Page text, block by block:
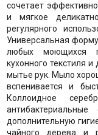
сочетает
и мягкое
регулярного
Универсальная
любых моющихся
кухонного текстиля
мытье рук. Мыло
вспенивается и
Коллоидное
дополнительную
чайного дерева и